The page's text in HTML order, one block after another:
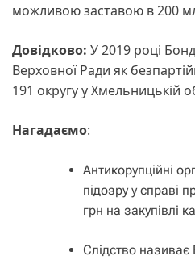
можливою заставою в 200
Довідково: У 2019 році
Верховної Ради як
191 округу у Хмельницькій
Нагадаємо:
Антикорупційні
підозру у справі
грн на закупівлі
Слідство